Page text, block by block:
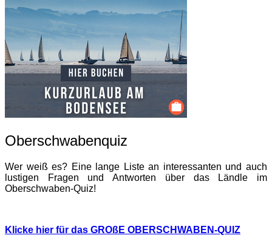
Oberschwabenquiz
Wer weiß es? Eine lange Liste an interessanten und auch
lustigen Fragen und Antworten über das Ländle im
Oberschwaben-Quiz!
Klicke hier für das GROßE OBERSCHWABEN-QUIZ